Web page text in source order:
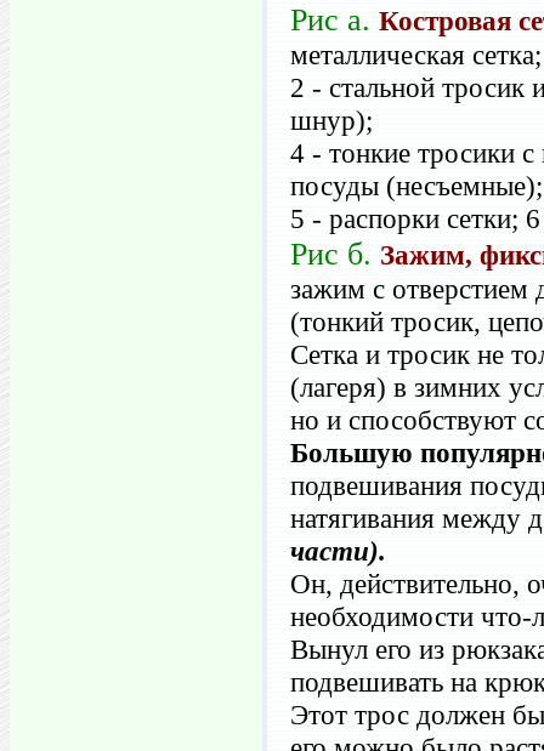
Рис а. Костровая
металлическая сетка;
2 - стальной тросик
шнур);
4 - тонкие тросики
посуды (несъемные);
5 - распорки сетки;
Рис б. Зажим,
зажим с отверстием
(тонкий тросик,
Сетка и тросик не
(лагеря) в зимних
но и способствуют
Большую
подвешивания
натягивания между
части).
Он, действительно,
необходимости что-
Вынул его из
подвешивать на
Этот трос должен